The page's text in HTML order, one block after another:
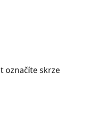
označíte skrze